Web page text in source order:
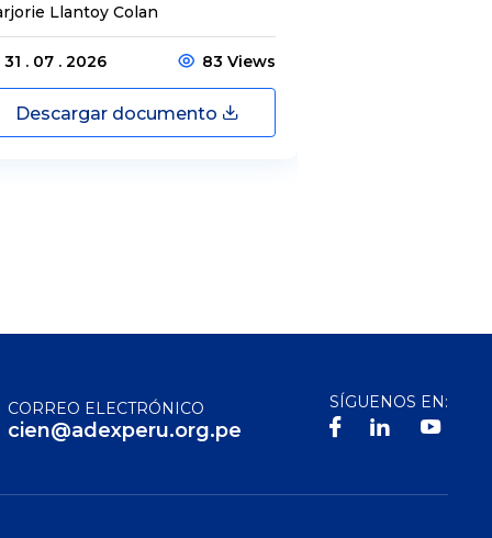
Llantoy Colan
31 . 07 . 2026 83 Views
Descargar documento
CORREO ELECTRÓNICO
cien@adexperu.org.pe
SÍGUENOS EN: